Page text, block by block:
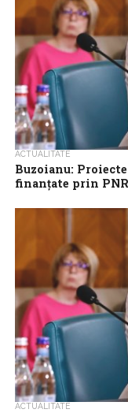
ACTUALITATE
Buzoianu:
finanțate prin
Șapte milioane de
proiecte, în valoare de
ACTUALITATE